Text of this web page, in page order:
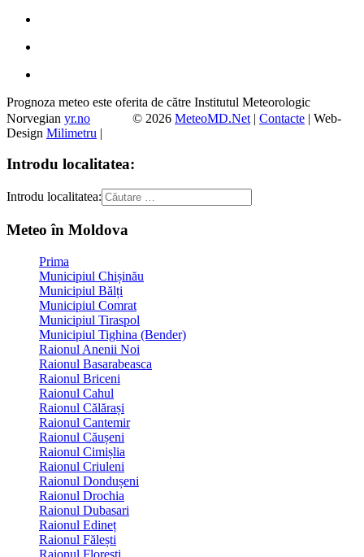
Prognoza meteo este oferita de către Institutul Meteorologic
Norvegian yr.no © 2026 MeteoMD.Net | Contacte | Web-
Design Milimetru |
Introdu localitatea:
Introdu localitatea:
Meteo în Moldova
Prima
Municipiul Chișinău
Municipiul Bălți
Municipiul Comrat
Municipiul Tiraspol
Municipiul Tighina (Bender)
Raionul Anenii Noi
Raionul Basarabeasca
Raionul Briceni
Raionul Cahul
Raionul Călărași
Raionul Cantemir
Raionul Căușeni
Raionul Cimișlia
Raionul Criuleni
Raionul Dondușeni
Raionul Drochia
Raionul Dubasari
Raionul Edineț
Raionul Fălești
Raionul Florești